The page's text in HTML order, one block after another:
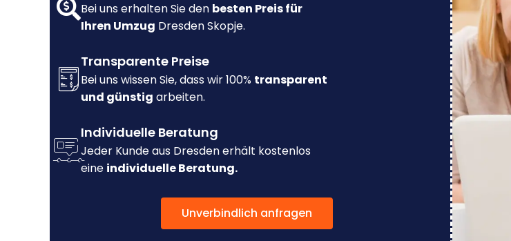
Bei uns erhalten Sie den besten Preis für
Ihren Umzug Dresden Skopje.
Transparente Preise
Bei uns wissen Sie, dass wir 100% transparent
und günstig arbeiten.
Individuelle Beratung
Jeder Kunde aus Dresden erhält kostenlos
eine individuelle Beratung.
Unverbindlich anfragen